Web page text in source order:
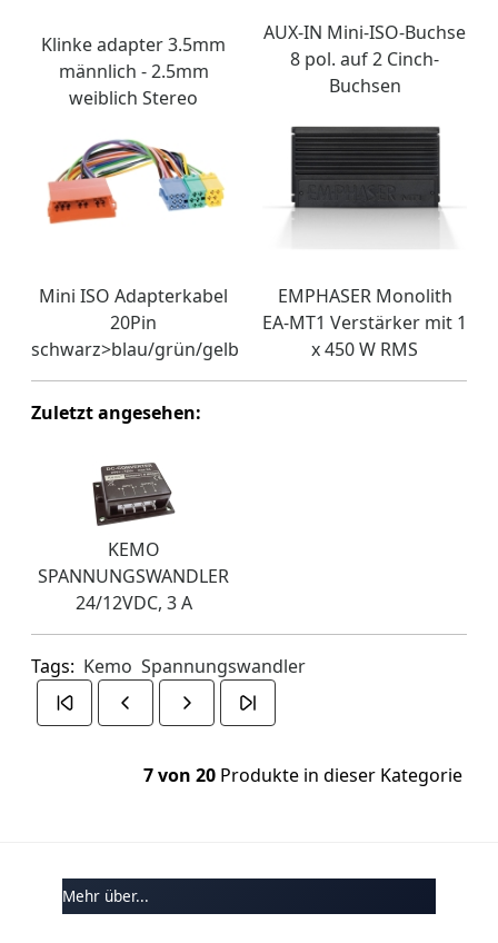
Klinke adapter 3.5mm
männlich - 2.5mm
weiblich Stereo
AUX-IN Mini-ISO-Buchse
8 pol. auf 2 Cinch-
Buchsen
Mini ISO Adapterkabel
20Pin
schwarz>blau/grün/gelb
EMPHASER Monolith
EA-MT1 Verstärker mit 1
x 450 W RMS
Zuletzt angesehen:
KEMO
SPANNUNGSWANDLER
24/12VDC, 3 A
Tags: Kemo Spannungswandler
7 von 20 Produkte in dieser Kategorie
Mehr über...